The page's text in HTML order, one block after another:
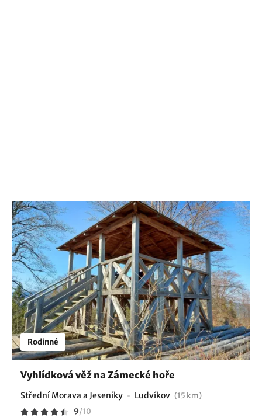
Rodinné
Vyhlídková věž na Zámecké hoře
Střední Morava a Jeseníky Ludvíkov (15 km)
9/10